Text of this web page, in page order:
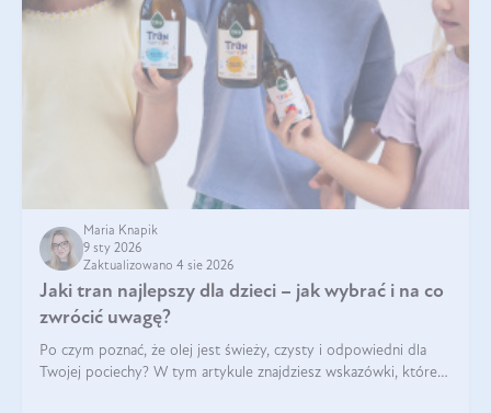
Maria Knapik
9 sty 2026
Zaktualizowano 4 sie 2026
Jaki tran najlepszy dla dzieci – jak wybrać i na co
zwrócić uwagę?
Po czym poznać, że olej jest świeży, czysty i odpowiedni dla
Twojej pociechy? W tym artykule znajdziesz wskazówki, które